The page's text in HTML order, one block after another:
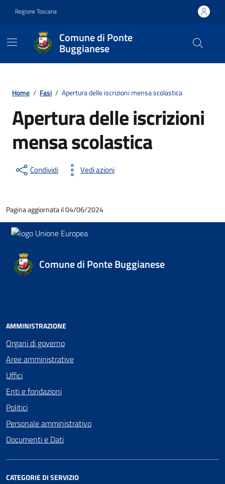
Regione Toscana
Comune di Ponte
Buggianese
Home / Fasi / Apertura delle iscrizioni mensa scolastica
Apertura delle iscrizioni
mensa scolastica
Condividi Vedi azioni
Pagina aggiornata il 04/06/2024
Comune di Ponte Buggianese
AMMINISTRAZIONE
Organi di governo
Aree amministrative
Uffici
Enti e fondazioni
Politici
Personale amministrativo
Documenti e Dati
CATEGORIE DI SERVIZIO